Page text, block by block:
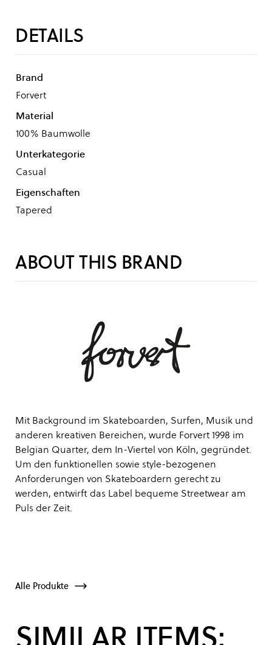
DETAILS
Brand
Forvert
Material
100% Baumwolle
Unterkategorie
Casual
Eigenschaften
Tapered
ABOUT THIS BRAND
Mit Background im Skateboarden, Surfen, Musik und
anderen kreativen Bereichen, wurde Forvert 1998 im
Belgian Quarter, dem In-Viertel von Köln, gegründet.
Um den funktionellen sowie style-bezogenen
Anforderungen von Skateboardern gerecht zu
werden, entwirft das Label bequeme Streetwear am
Puls der Zeit.
Alle Produkte